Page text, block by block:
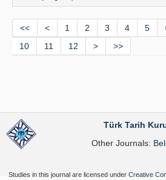
<< < 1 2 3 4 5
10
11 12 > >>
Türk Tarih
Other Journals:
Studies in this journal are licensed under Creative